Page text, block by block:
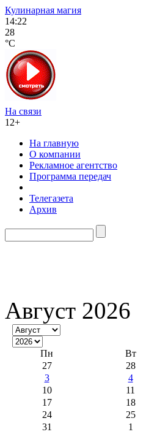
Кулинарная магия
14:22
28
°C
На связи
12+
На главную
О компании
Рекламное агентство
Программа передач
Телегазета
Архив
Август 2026
Пн Вт
27
28
3
4
10
11
17
18
24
25
31
1